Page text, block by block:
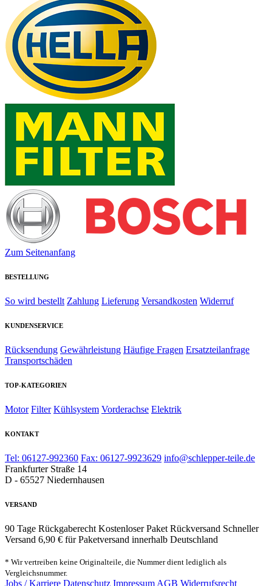
Zum Seitenanfang
BESTELLUNG
So wird bestellt Zahlung Lieferung Versandkosten Widerruf
KUNDENSERVICE
Rücksendung Gewährleistung Häufige Fragen Ersatzteilanfrage
Transportschäden
TOP-KATEGORIEN
Motor Filter Kühlsystem Vorderachse Elektrik
KONTAKT
Tel: 06127-992360 Fax: 06127-9923629 info@schlepper-teile.de
Frankfurter Straße 14
D - 65527 Niedernhausen
VERSAND
90 Tage Rückgaberecht Kostenloser Paket Rückversand Schneller
Versand 6,90 € für Paketversand innerhalb Deutschland
* Wir vertreiben keine Originalteile, die Nummer dient lediglich als
Vergleichsnummer.
Jobs / Karriere Datenschutz Impressum AGB Widerrufsrecht